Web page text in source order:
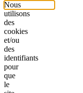
Nous
utilisons
des
cookies
et/ou
des
identifiants
pour
que
le